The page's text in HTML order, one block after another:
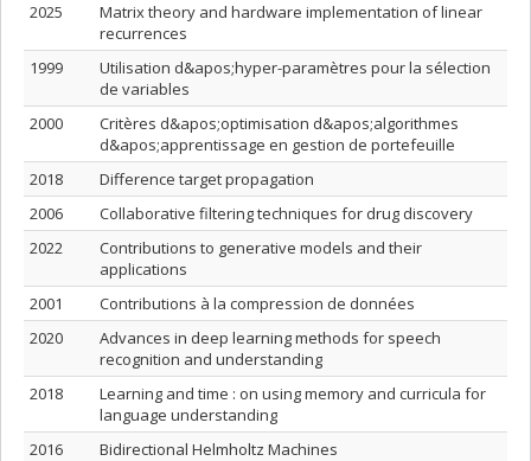
2025
Matrix theory and hardware implementation of linear
recurrences
1999
Utilisation d&apos;hyper-paramètres pour la sélection
de variables
2000
Critères d&apos;optimisation d&apos;algorithmes
d&apos;apprentissage en gestion de portefeuille
2018
Difference target propagation
2006
Collaborative filtering techniques for drug discovery
2022
Contributions to generative models and their
applications
2001
Contributions à la compression de données
2020
Advances in deep learning methods for speech
recognition and understanding
2018
Learning and time : on using memory and curricula for
language understanding
2016
Bidirectional Helmholtz Machines